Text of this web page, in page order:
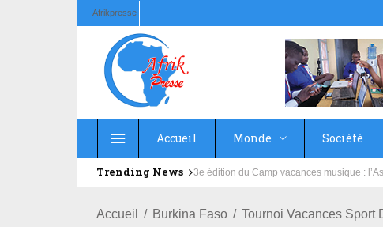
Afrikpresse
Accueil Monde Société
Trending News Education : la fédération de la Russie
Accueil Burkina Faso
Tournoi Vacances Sport